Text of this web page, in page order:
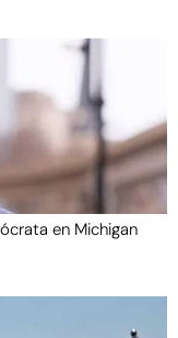
en Michigan